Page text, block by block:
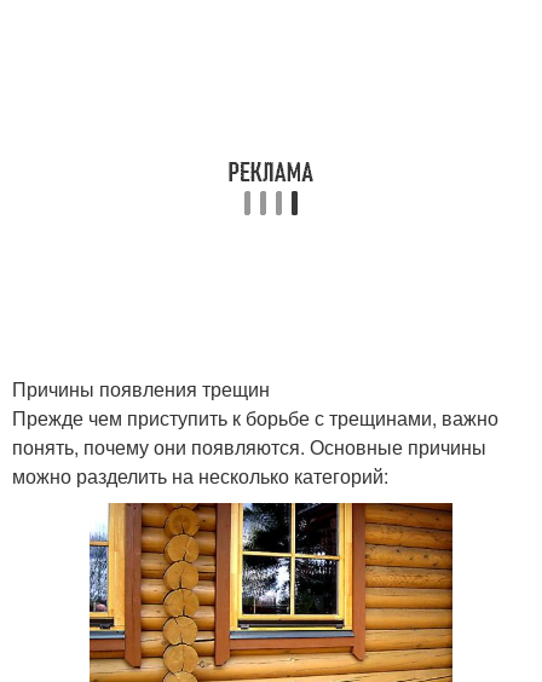
Причины появления трещин
Прежде чем приступить к борьбе с трещинами, важно
понять, почему они появляются. Основные причины
можно разделить на несколько категорий: